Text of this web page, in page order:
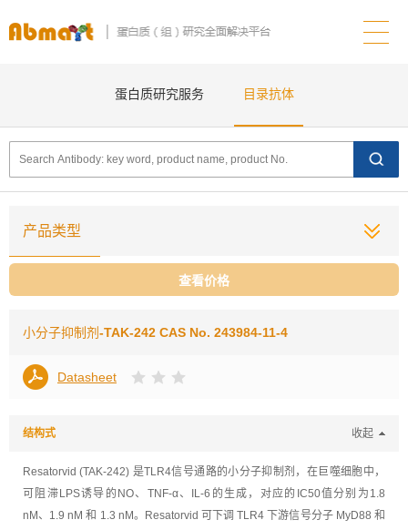
蛋白质研究服务 目录抗体
产品类型
查看价格
小分子抑制剂-TAK-242 CAS No. 243984-11-4
Datasheet
结构式 收起
Resatorvid (TAK-242) 是TLR4信号通路的小分子抑制剂，在巨噬细胞中，
可阻滞LPS诱导的NO、TNF-α、IL-6的生成，对应的IC50值分别为1.8
nM、1.9 nM 和 1.3 nM。Resatorvid 可下调 TLR4 下游信号分子 MyD88 和